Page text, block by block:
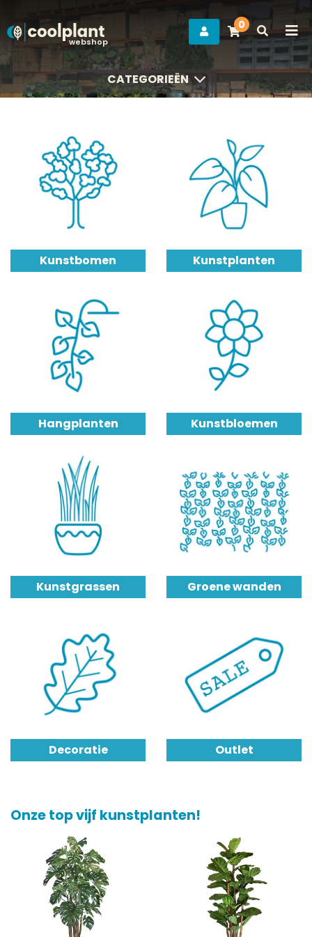
webshop
0
CATEGORIEËN
CATEGORIEËN
Kunstbomen Kunstplanten
Hangplanten Kunstbloemen
Kunstgrassen Groene wanden
Decoratie Outlet
Onze top vijf kunstplanten!